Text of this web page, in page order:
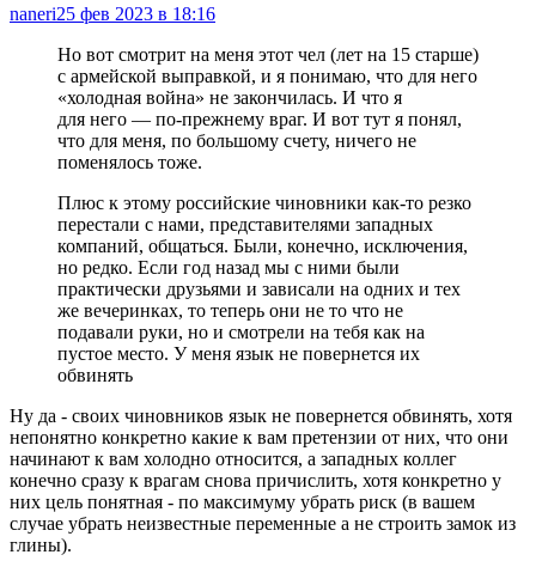
naneri25 фев 2023 в 18:16
Но вот смотрит на меня этот чел (лет на 15 старше)
с армейской выправкой, и я понимаю, что для него
«холодная война» не закончилась. И что я
для него — по‑прежнему враг. И вот тут я понял,
что для меня, по большому счету, ничего не
поменялось тоже.
Плюс к этому российские чиновники как-то резко
перестали с нами, представителями западных
компаний, общаться. Были, конечно, исключения,
но редко. Если год назад мы с ними были
практически друзьями и зависали на одних и тех
же вечеринках, то теперь они не то что не
подавали руки, но и смотрели на тебя как на
пустое место. У меня язык не повернется их
обвинять
Ну да - своих чиновников язык не повернется обвинять, хотя
непонятно конкретно какие к вам претензии от них, что они
начинают к вам холодно относится, а западных коллег
конечно сразу к врагам снова причислить, хотя конкретно у
них цель понятная - по максимуму убрать риск (в вашем
случае убрать неизвестные переменные а не строить замок из
глины).